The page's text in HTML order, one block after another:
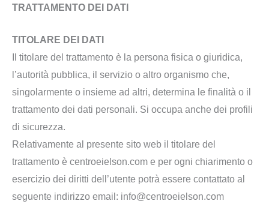
TRATTAMENTO DEI DATI
TITOLARE DEI DATI
Il titolare del trattamento è la persona fisica o giuridica,
l’autorità pubblica, il servizio o altro organismo che,
singolarmente o insieme ad altri, determina le finalità o il
trattamento dei dati personali. Si occupa anche dei profili
di sicurezza.
Relativamente al presente sito web il titolare del
trattamento è centroeielson.com e per ogni chiarimento o
esercizio dei diritti dell’utente potrà essere contattato al
seguente indirizzo email: info@centroeielson.com